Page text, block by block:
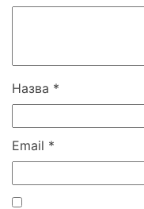
Назва *
Email *